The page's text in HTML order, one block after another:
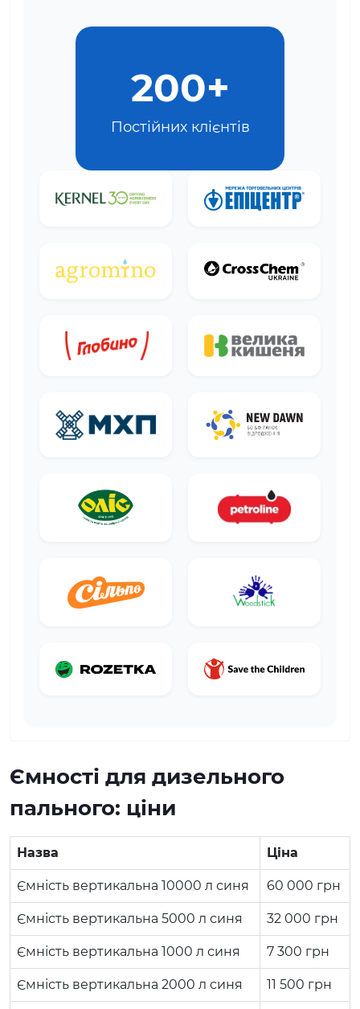
200+
Постійних клієнтів
Ємності для дизельного
пального: ціни
Назва Ціна
Ємність вертикальна 10000 л синя 60 000 грн
Ємність вертикальна 5000 л синя 32 000 грн
Ємність вертикальна 1000 л синя 7 300 грн
Ємність вертикальна 2000 л синя 11 500 грн